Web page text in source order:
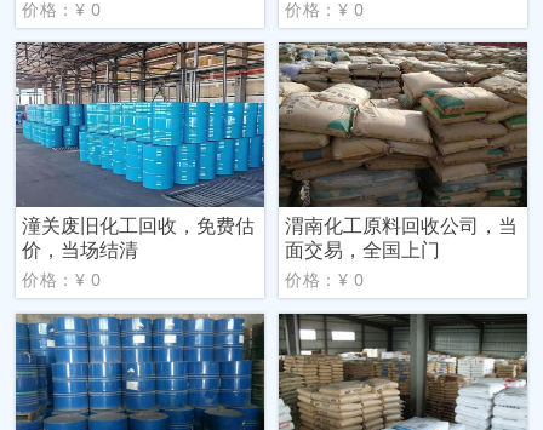
价格：¥ 0 价格：¥ 0
潼关废旧化工回收，免费估
价，当场结清
价格：¥ 0
渭南化工原料回收公司，当
面交易，全国上门
价格：¥ 0